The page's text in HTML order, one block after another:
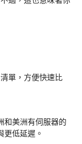
單，方便快速比
和美洲有伺服器的
更低延遲。